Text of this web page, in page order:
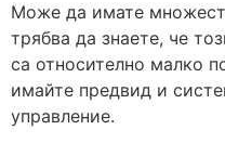
Може да имате
трябва да знаете, че
са относително малко
имайте предвид и
управление.